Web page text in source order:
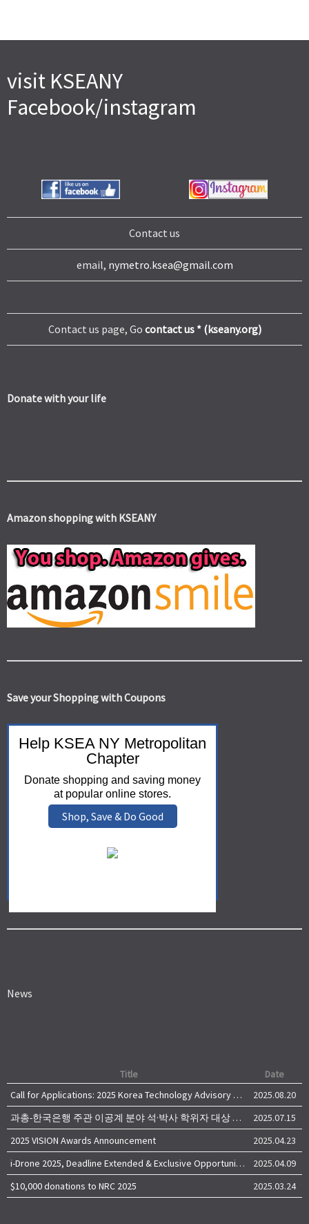
visit KSEANY
Facebook/instagram
Contact us
email, nymetro.ksea@gmail.com
Contact us page, Go contact us * (kseany.org)
Donate with your life
Amazon shopping with KSEANY
Save your Shopping with Coupons
Help KSEA NY Metropolitan
Chapter
Donate shopping and saving money
at popular online stores.
Shop, Save & Do Good
News
Title
Date
Call for Applications: 2025 Korea Technology Advisory Group (K-TAG)
2025.08.20
과총-한국은행 주관 이공계 분야 석·박사 학위자 대상 서베이
2025.07.15
2025 VISION Awards Announcement
2025.04.23
i-Drone 2025, Deadline Extended & Exclusive Opportunity to Travel to Korea!
2025.04.09
$10,000 donations to NRC 2025
2025.03.24